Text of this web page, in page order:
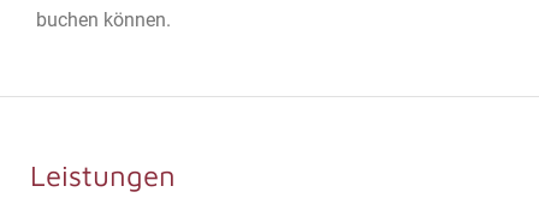
buchen können.
Leistungen